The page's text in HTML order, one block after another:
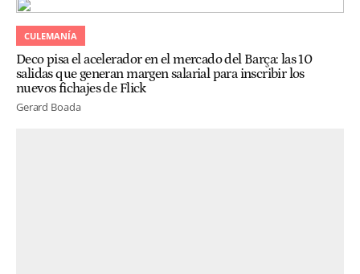
CULEMANÍA
Deco pisa el acelerador en el mercado del Barça: las 10
salidas que generan margen salarial para inscribir los
nuevos fichajes de Flick
Gerard Boada